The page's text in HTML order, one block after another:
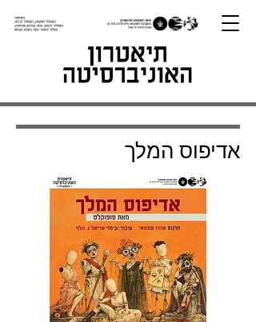
אדיפוס המלך